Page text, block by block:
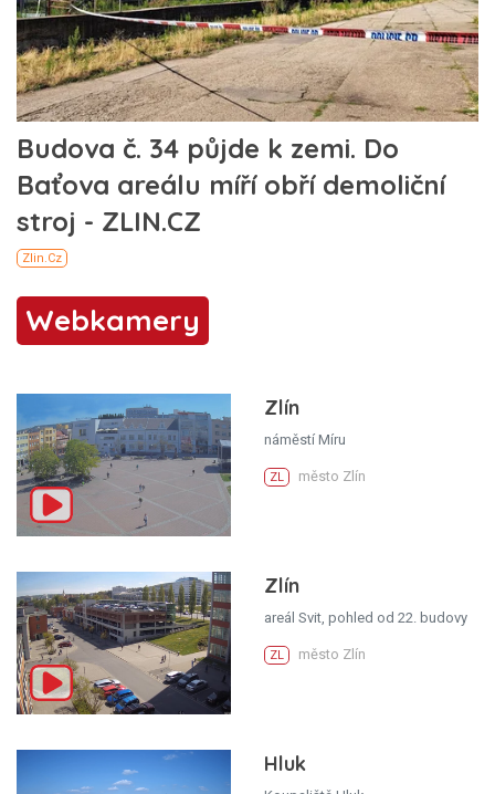
Webkamery
Zlín
náměstí Míru
ZL město Zlín
Zlín
areál Svit, pohled od 22. budovy
ZL město Zlín
Hluk